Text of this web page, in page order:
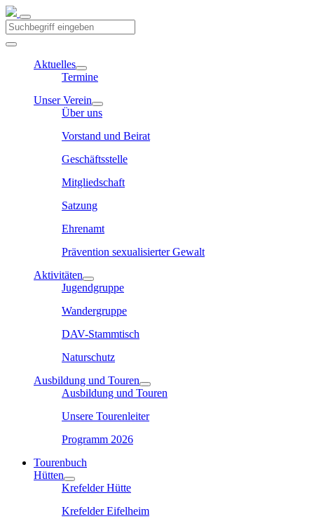
Aktuelles
Termine
Unser Verein
Über uns
Vorstand und Beirat
Geschäftsstelle
Mitgliedschaft
Satzung
Ehrenamt
Prävention sexualisierter Gewalt
Aktivitäten
Jugendgruppe
Wandergruppe
DAV-Stammtisch
Naturschutz
Ausbildung und Touren
Ausbildung und Touren
Unsere Tourenleiter
Programm 2026
Tourenbuch
Hütten
Krefelder Hütte
Krefelder Eifelheim